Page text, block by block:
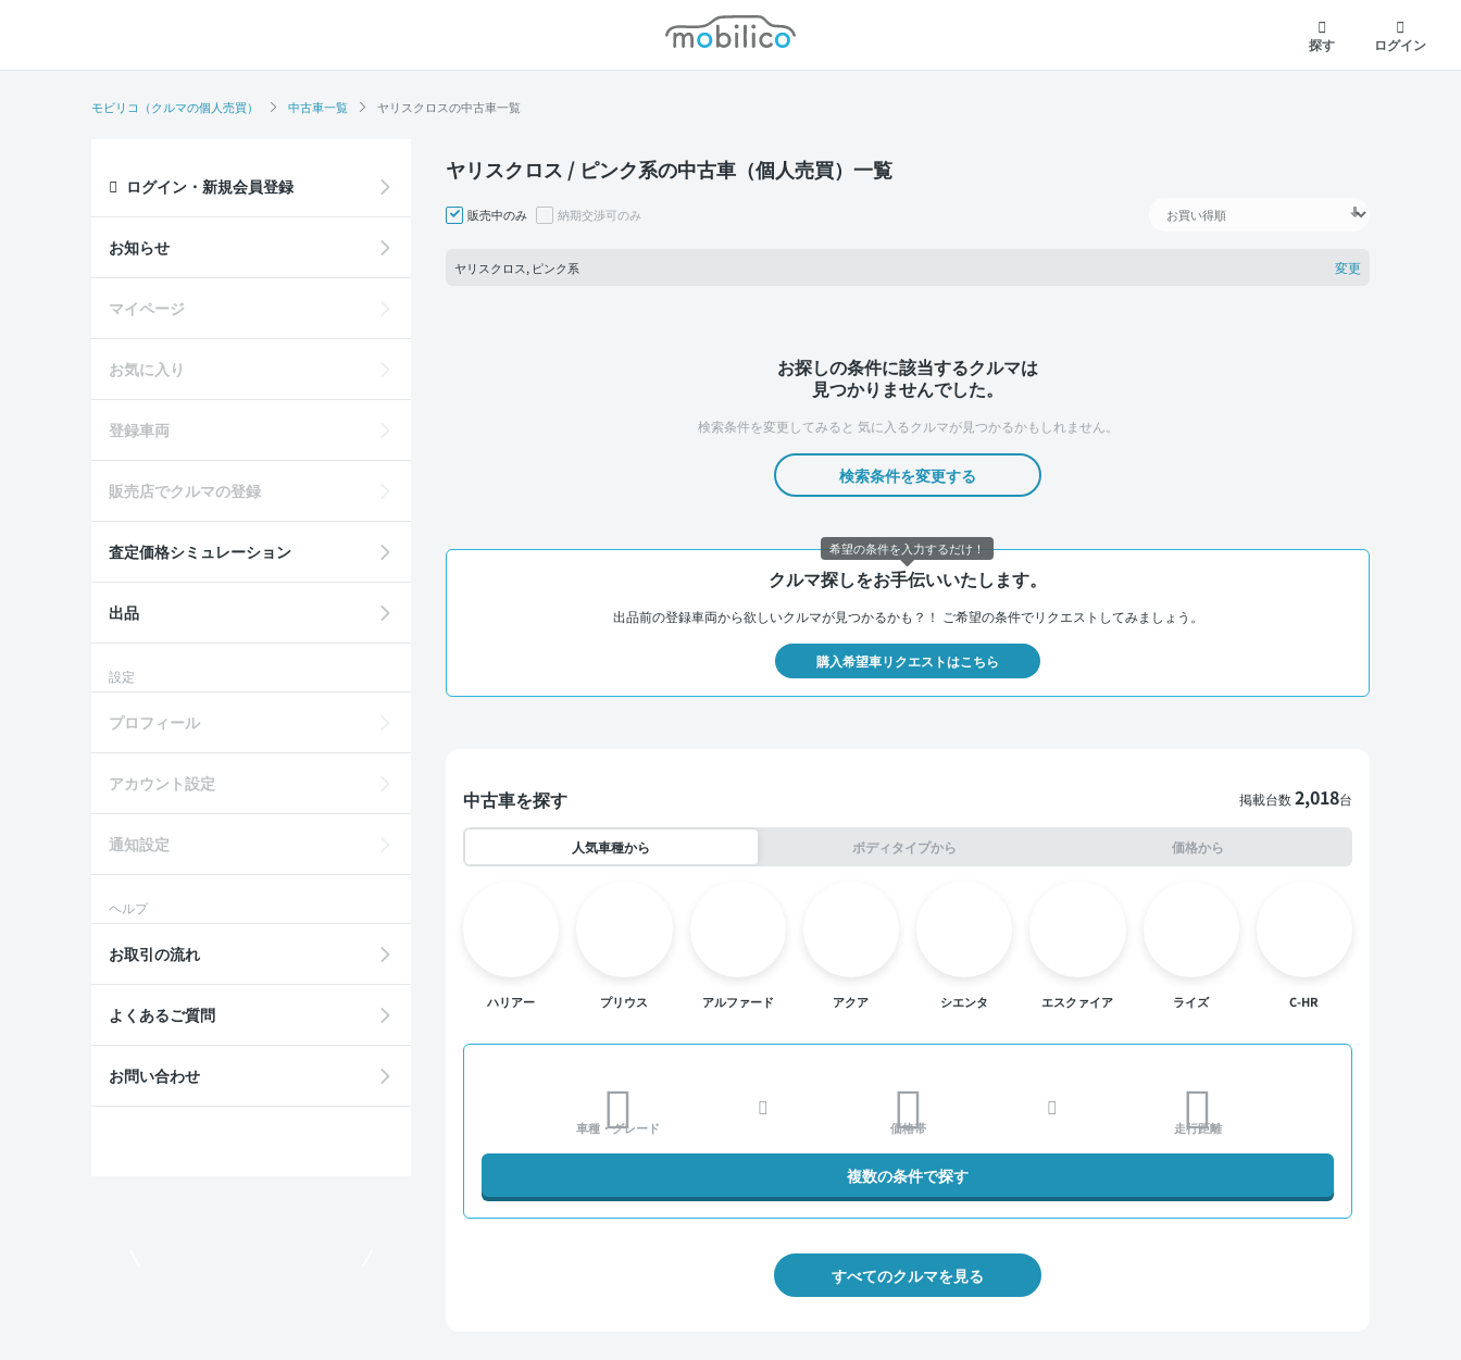
モビリコ
探す
ログイン
モビリコ（クルマの個人売買） 中古車一覧 ヤリスクロスの中古車一覧
ヤリスクロス / ピンク系の中古車（個人売買）一覧
販売中のみ 納期交渉可のみ
ヤリスクロス, ピンク系 変更
お探しの条件に該当するクルマは
見つかりませんでした。
検索条件を変更してみると 気に入るクルマが見つかるかもしれません。
検索条件を変更する
クルマ探しをお手伝いいたします。
出品前の登録車両から欲しいクルマが見つかるかも？！ ご希望の条件でリクエストしてみましょう。
購入希望車リクエストはこちら
中古車を探す 掲載台数2,018台
人気車種から ボディタイプから 価格から
ハリアー プリウス アルファード アクア シエンタ エスクァイア ライズ C-HR
車種・グレード 価格帯 走行距離
複数の条件で探す
すべてのクルマを見る
ログイン・新規会員登録
お知らせ
マイページ
お気に入り
登録車両
販売店でクルマの登録
査定価格シミュレーション
出品
設定
プロフィール
アカウント設定
通知設定
ヘルプ
お取引の流れ
よくあるご質問
お問い合わせ
希望の条件を入力するだけ！